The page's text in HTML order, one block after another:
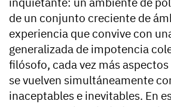
de un conjunto creciente de
experiencia que convive con
generalizada de impotencia
filósofo, cada vez más
se vuelven simultáneamente
inaceptables e inevitables. En